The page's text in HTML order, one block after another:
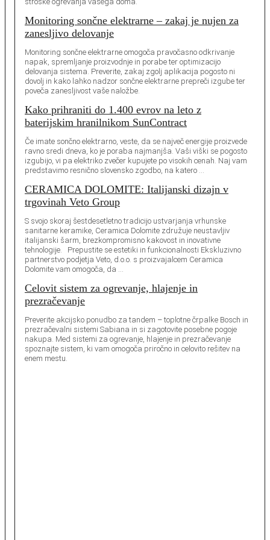
Monitoring sončne elektrarne – zakaj je nujen za
zanesljivo delovanje
Monitoring sončne elektrarne omogoča pravočasno odkrivanje
napak, spremljanje proizvodnje in porabe ter optimizacijo
delovanja sistema. Preverite, zakaj zgolj aplikacija pogosto ni
dovolj in kako lahko nadzor sončne elektrarne prepreči izgube ter
poveča zanesljivost vaše naložbe.
Kako prihraniti do 1.400 evrov na leto z
baterijskim hranilnikom SunContract
Če imate sončno elektrarno, veste, da se največ energije proizvede
ravno sredi dneva, ko je poraba najmanjša. Vaši viški se pogosto
izgubijo, vi pa elektriko zvečer kupujete po visokih cenah. Naj vam
predstavimo resnično slovensko zgodbo, na katero …
CERAMICA DOLOMITE: Italijanski dizajn v
trgovinah Veto Group
S svojo skoraj šestdesetletno tradicijo ustvarjanja vrhunske
sanitarne keramike, Ceramica Dolomite združuje neustavljiv
italijanski šarm, brezkompromisno kakovost in inovativne
tehnologije. Prepustite se estetiki in funkcionalnosti Ekskluzivno
partnerstvo podjetja Veto, d.o.o. s proizvajalcem Ceramica
Dolomite vam omogoča, da …
Celovit sistem za ogrevanje, hlajenje in
prezračevanje
Preverite akcijsko ponudbo za tandem – toplotne črpalke Bosch in
prezračevalni sistemi Sabiana in si zagotovite posebne pogoje
nakupa. Med sistemi za ogrevanje, hlajenje in prezračevanje
spoznajte sistem, ki vam omogoča priročno in celovito rešitev na
enem mestu.